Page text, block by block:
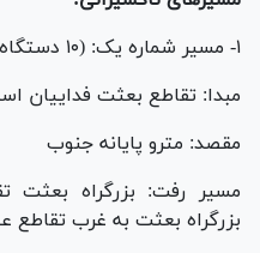
۱- مسیر شماره یک: (۱۰ دستگاه)
مبدا: تقاطع بعثت فداییان
مقصد: مترو پایانه جنوب
مسیر رفت: بزرگراه بعثت
بزرگراه بعثت به غرب تقاطع